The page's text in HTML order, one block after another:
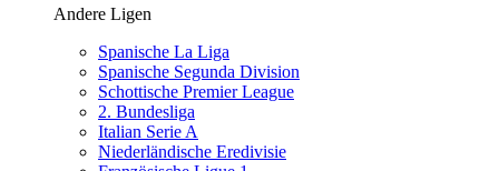
Andere Ligen
Spanische La Liga
Spanische Segunda Division
Schottische Premier League
2. Bundesliga
Italian Serie A
Niederländische Eredivisie